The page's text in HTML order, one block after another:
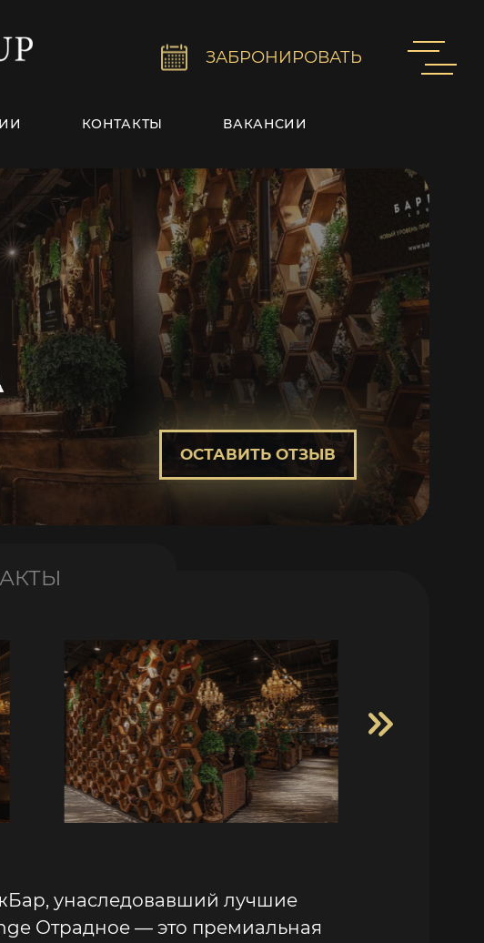
ЗАБРОНИРОВАТЬ
КОНТАКТЫ ВАКАНСИИ
ОСТАВИТЬ ОТЗЫВ
унаследовавший лучшие
Отрадное — это премиальная